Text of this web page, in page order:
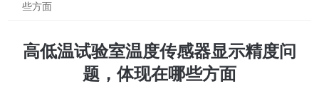
些方面
高低温试验室温度传感器显示精度问
题，体现在哪些方面